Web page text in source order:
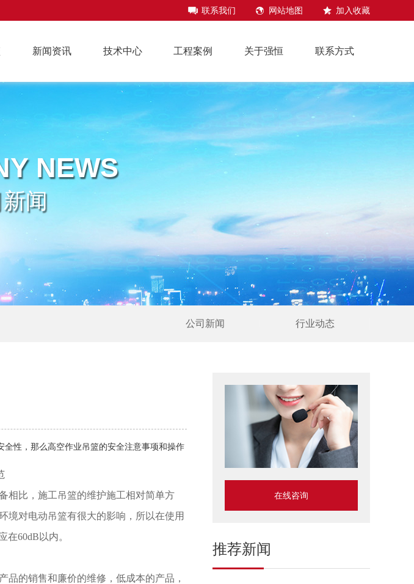
联系我们 网站地图 加入收藏
新闻资讯 技术中心 工程案例 关于强恒 联系方式
NEWS
闻
公司新闻 行业动态
性，那么高空作业吊篮的安全注意事项和操作
相比，施工吊篮的维护施工相对简单方
境对电动吊篮有很大的影响，所以在使用
60dB以内。
品的销售和廉价的维修，低成本的产品，
在线咨询
推荐新闻